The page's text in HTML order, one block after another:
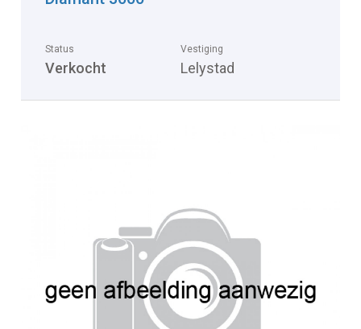
Status
Verkocht
Vestiging
Lelystad